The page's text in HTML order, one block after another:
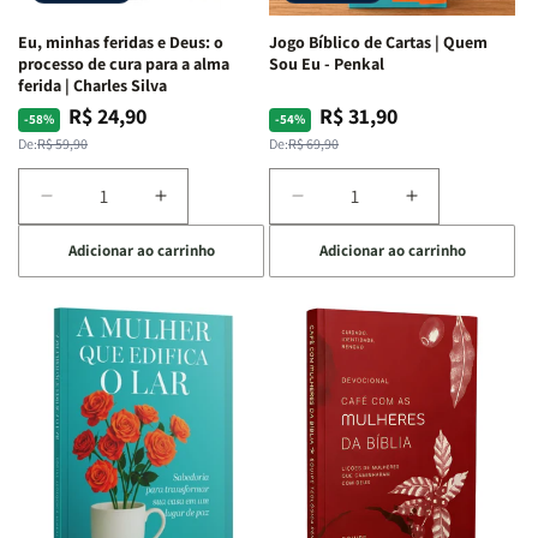
Espirituais
|
Estela
Espirituais
|
Eu, minhas feridas e Deus: o
processo de cura para a alma
ferida | Charles Silva
-58%
Preço
normal
De:R$ 59,90
Preço
promocional
R$ 24,90
Diminuir
a
quantidade
de
Eu,
minhas
feridas
e
Deus:
o
processo
de
cura
Aumentar
a
quantidade
de
Eu,
minhas
feridas
e
Deus:
o
processo
de
cura
Adicionar ao carrinho
Jogo Bíblico de Cartas | Quem
Sou Eu - Penkal
-54%
Preço
normal
De:R$ 69,90
Preço
promocional
R$ 31,90
Diminuir
a
quantidade
de
Jogo
Bíblico
de
Cartas
Quem
Sou
Eu
Aumentar
a
quantidade
de
Jogo
Bíblico
Cartas
|
Quem
Sou
Eu
-
Adicionar ao carrinho